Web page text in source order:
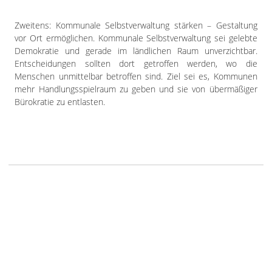
Zweitens: Kommunale Selbstverwaltung stärken – Gestaltung
vor Ort ermöglichen. Kommunale Selbstverwaltung sei gelebte
Demokratie und gerade im ländlichen Raum unverzichtbar.
Entscheidungen sollten dort getroffen werden, wo die
Menschen unmittelbar betroffen sind. Ziel sei es, Kommunen
mehr Handlungsspielraum zu geben und sie von übermäßiger
Bürokratie zu entlasten.